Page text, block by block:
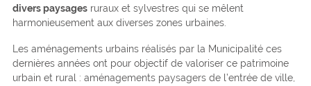
divers paysagesruraux et sylvestres qui se mêlent
harmonieusement aux diverses zones urbaines.
Les aménagements urbains réalisés par la Municipalité ces
dernières années ont pour objectif de valoriser ce patrimoine
urbain et rural : aménagements paysagers de l’entrée de ville,